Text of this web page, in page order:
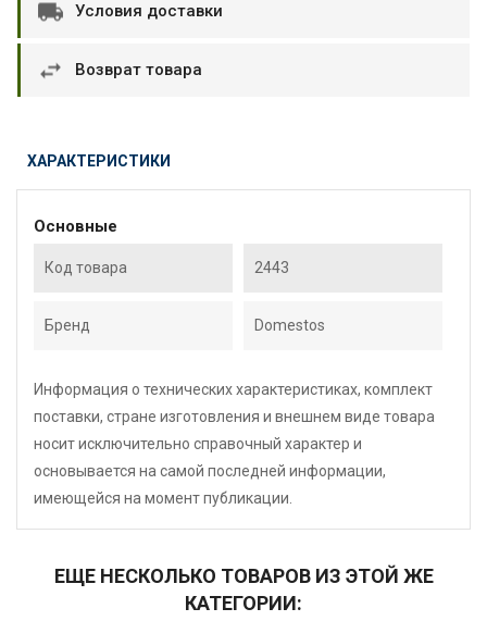
Условия доставки
Возврат товара
ХАРАКТЕРИСТИКИ
Основные
Код товара 2443
Бренд Domestos
Информация о технических характеристиках, комплект
поставки, стране изготовления и внешнем виде товара
носит исключительно справочный характер и
основывается на самой последней информации,
имеющейся на момент публикации.
ЕЩЕ НЕСКОЛЬКО ТОВАРОВ ИЗ ЭТОЙ ЖЕ
КАТЕГОРИИ: